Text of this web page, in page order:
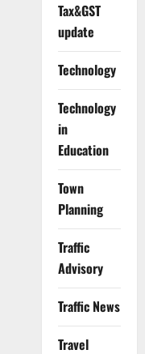
Tax&GST
update
Technology
Technology
in
Education
Town
Planning
Traffic
Advisory
Traffic News
Travel